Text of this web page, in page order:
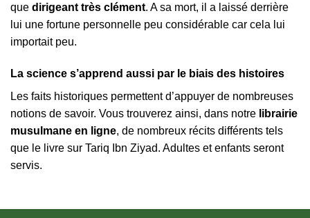
que dirigeant très clément. A sa mort, il a laissé derrière
lui une fortune personnelle peu considérable car cela lui
importait peu.
La science s’apprend aussi par le biais des histoires
Les faits historiques permettent d’appuyer de nombreuses
notions de savoir. Vous trouverez ainsi, dans notre librairie
musulmane en ligne, de nombreux récits différents tels
que le livre sur Tariq Ibn Ziyad. Adultes et enfants seront
servis.